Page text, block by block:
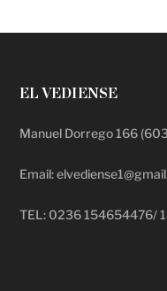
EL VEDIENSE
Manuel Dorrego 166
Email:
TEL: 0236 154654476/